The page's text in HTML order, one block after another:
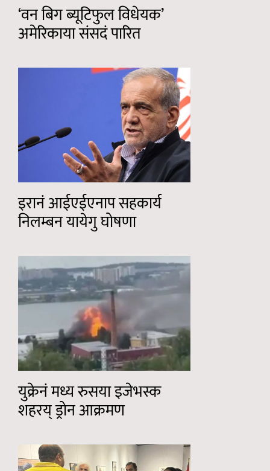
‘वन बिग ब्यूटिफुल विधेयक’
अमेरिकाया संसदं पारित
इरानं आईएईएनाप सहकार्य
निलम्बन यायेगु घोषणा
युक्रेनं मध्य रुसया इजेभस्क
शहरय् ड्रोन आक्रमण